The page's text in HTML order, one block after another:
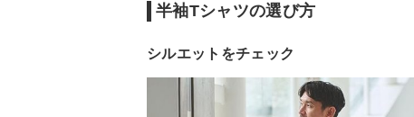
半袖Tシャツの選び方
シルエットをチェック